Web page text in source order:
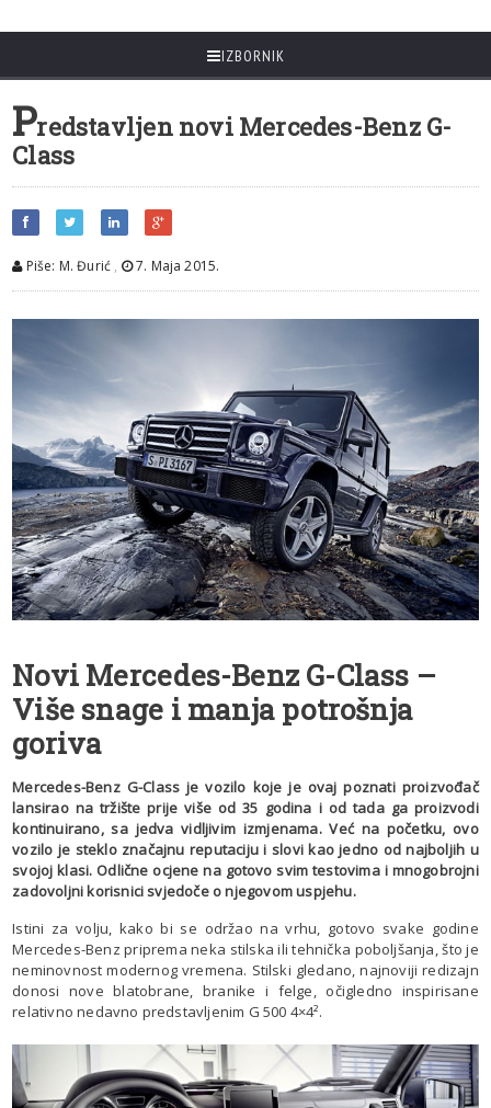
IZBORNIK
Predstavljen novi Mercedes-Benz G-
Class
Piše: M. Đurić , 7. Maja 2015.
Novi Mercedes-Benz G-Class –
Više snage i manja potrošnja
goriva
Mercedes-Benz G-Class je vozilo koje je ovaj poznati proizvođač
lansirao na tržište prije više od 35 godina i od tada ga proizvodi
kontinuirano, sa jedva vidljivim izmjenama. Već na početku, ovo
vozilo je steklo značajnu reputaciju i slovi kao jedno od najboljih u
svojoj klasi. Odlične ocjene na gotovo svim testovima i mnogobrojni
zadovoljni korisnici svjedoče o njegovom uspjehu.
Istini za volju, kako bi se održao na vrhu, gotovo svake godine
Mercedes-Benz priprema neka stilska ili tehnička poboljšanja, što je
neminovnost modernog vremena. Stilski gledano, najnoviji redizajn
donosi nove blatobrane, branike i felge, očigledno inspirisane
relativno nedavno predstavljenim G 500 4×4².